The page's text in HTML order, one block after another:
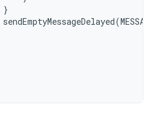
}
sendEmptyMessageDelayed(